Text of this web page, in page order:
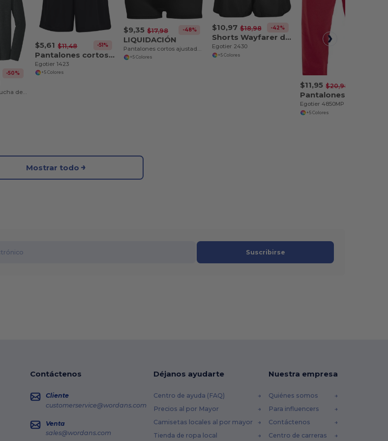
-50%
Sudadera con capucha de camiseta Triblend del Distrito - Egotier DM139
$5,61 $11,48 -51%
Pantalones cortos de entrenamiento para mujer con entrepierna de 7 pulgadas que absorben la humedad
Egotier 1423
+5 Colores
$9,35 $17,98 -48%
LIQUIDACIÓN
+5 Colores
$10,97 $18,98 -42%
Shorts Wayfarer de running para mujer
Egotier 2430
+5 Colores
$11,95 $20,98
Egotier 4850MP
+5 Colores
Mostrar todo
Suscribirse
Contáctenos
Cliente
customerservice@wordans.com
Venta
sales@wordans.com
Déjanos ayudarte
Centro de ayuda (FAQ)
Precios al por Mayor
Camisetas locales al por mayor
Tienda de ropa local
Nuestra empresa
Quiénes somos
Para influencers
Contáctenos
Centro de carreras